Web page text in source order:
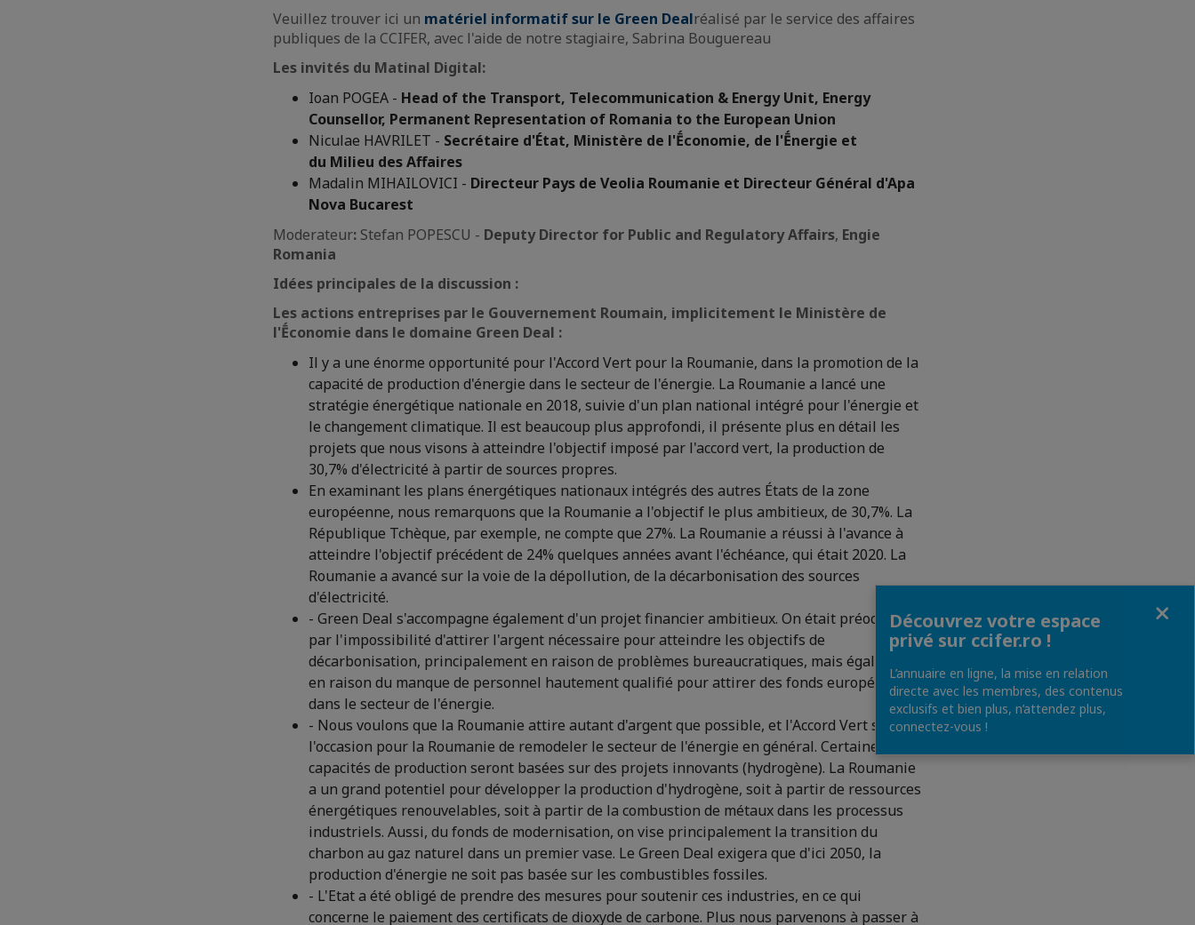
Veuillez trouver ici un matériel informatif sur le Green Dealréalisé par le service des affaires
publiques de la CCIFER, avec l'aide de notre stagiaire, Sabrina Bouguereau
Les invités du Matinal Digital:
Ioan POGEA - Head of the Transport, Telecommunication & Energy Unit, Energy
Counsellor, Permanent Representation of Romania to the European Union
Niculae HAVRILET - Secrétaire d'État, Ministère de l'Ḗconomie, de l'Ḗnergie et
du Milieu des Affaires
Madalin MIHAILOVICI - Directeur Pays de Veolia Roumanie et Directeur Général d'Apa
Nova Bucarest
Moderateur: Stefan POPESCU - Deputy Director for Public and Regulatory Affairs, Engie
Romania
Idées principales de la discussion :
Les actions entreprises par le Gouvernement Roumain, implicitement le Ministère de
l'Ḗconomie dans le domaine Green Deal :
Il y a une énorme opportunité pour l'Accord Vert pour la Roumanie, dans la promotion de la
capacité de production d'énergie dans le secteur de l'énergie. La Roumanie a lancé une
stratégie énergétique nationale en 2018, suivie d'un plan national intégré pour l'énergie et
le changement climatique. Il est beaucoup plus approfondi, il présente plus en détail les
projets que nous visons à atteindre l'objectif imposé par l'accord vert, la production de
30,7% d'électricité à partir de sources propres.
En examinant les plans énergétiques nationaux intégrés des autres États de la zone
européenne, nous remarquons que la Roumanie a l'objectif le plus ambitieux, de 30,7%. La
République Tchèque, par exemple, ne compte que 27%. La Roumanie a réussi à l'avance à
atteindre l'objectif précédent de 24% quelques années avant l'échéance, qui était 2020. La
Roumanie a avancé sur la voie de la dépollution, de la décarbonisation des sources
d'électricité.
- Green Deal s'accompagne également d'un projet financier ambitieux. On était préoccupé
par l'impossibilité d'attirer l'argent nécessaire pour atteindre les objectifs de
décarbonisation, principalement en raison de problèmes bureaucratiques, mais également
en raison du manque de personnel hautement qualifié pour attirer des fonds européens
dans le secteur de l'énergie.
- Nous voulons que la Roumanie attire autant d'argent que possible, et l'Accord Vert sera
l'occasion pour la Roumanie de remodeler le secteur de l'énergie en général. Certaines
capacités de production seront basées sur des projets innovants (hydrogène). La Roumanie
a un grand potentiel pour développer la production d'hydrogène, soit à partir de ressources
énergétiques renouvelables, soit à partir de la combustion de métaux dans les processus
industriels. Aussi, du fonds de modernisation, on vise principalement la transition du
charbon au gaz naturel dans un premier vase. Le Green Deal exigera que d'ici 2050, la
production d'énergie ne soit pas basée sur les combustibles fossiles.
- L'Etat a été obligé de prendre des mesures pour soutenir ces industries, en ce qui
concerne le paiement des certificats de dioxyde de carbone. Plus nous parvenons à passer à
Découvrez votre espace
privé sur ccifer.ro !
L’annuaire en ligne, la mise en relation
directe avec les membres, des contenus
exclusifs et bien plus, n’attendez plus,
connectez-vous !